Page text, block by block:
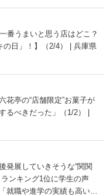
番うまいと思う店はどこ？
の日」！】（2/4） | 兵庫県
花亭の“店舗限定”お菓子が
べきだった」（1/2） |
発展していきそうな“関関
ンキング1位に学生の声
就職や進学の実績も高い」